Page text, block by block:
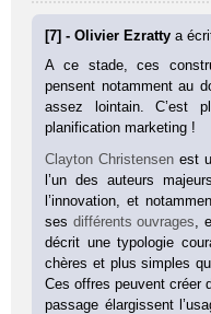
[7] - Olivier Ezrattya
A ce stade, ces
pensent notamment au
assez lointain. C’est
planification marketing !
Clayton Christensen est
l’un des auteurs
l’innovation, et
ses différents ouvrages ,
décrit une typologie
chères et plus simples
Ces offres peuvent créer
passage élargissent